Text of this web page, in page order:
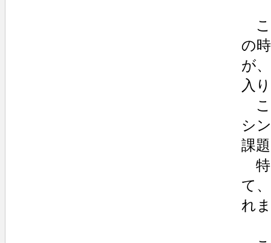
こ
の
が
入
こ
シ
課
特
て
れ